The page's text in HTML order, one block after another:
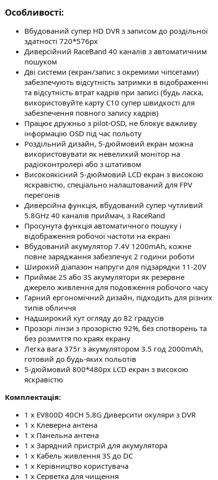
Особливості:
Вбудований супер HD DVR з записом до роздільної
здатності 720*576px
Диверсійний RaceBand 40 каналів з автоматичним
пошуком
Дві системи (екран/запис з окремими чіпсетами)
забезпечують відсутність затримки в відображенні
та відсутність втрат кадрів при записі (будь ласка,
використовуйте карту C10 супер швидкості для
забезпечення повного запису кадрів)
Працює дружньо з pilot-OSD, не блокує важливу
інформацію OSD під час польоту
Роздільний дизайн, 5-дюймовий екран можна
використовувати як невеликий монітор на
радіоконтролері або з штативом
Високоякісний 5-дюймовий LCD екран з високою
яскравістю, спеціально налаштований для FPV
перегонів
Диверсійна функція, вбудований супер чутливий
5.8GHz 40 каналів приймач, з RaceRand
Просунута функція автоматичного пошуку і
відображення робочої частоти на екрані
Вбудований акумулятор 7.4V 1200mAh, кожне
повне заряджання забезпечує 2 години роботи
Широкий діапазон напруги для підзарядки 11-20V
Приймає 2S або 3S акумулятори як резервне
джерело живлення для подовження робочого часу
Гарний ергономічний дизайн, підходить для різних
типів обличчя
Надширокий кут огляду до 82 градусів
Прозорі лінзи з прозорістю 92%, без спотворень та
без розмиття по краях екрану
Легка вага 375г з акумулятором 3.5 год 2000mAh,
готовий до будь-яких польотів
5-дюймовий 800*480px LCD екран з високою
яскравістю
Комплектація:
1 х EV800D 40CH 5.8G Диверсити окуляри з DVR
1 х Клеверна антена
1 х Панельна антена
1 х Зарядний пристрій для акумулятора
1 х Кабель живлення 3S до DC
1 х Керівництво користувача
1 х Серветка для чищення